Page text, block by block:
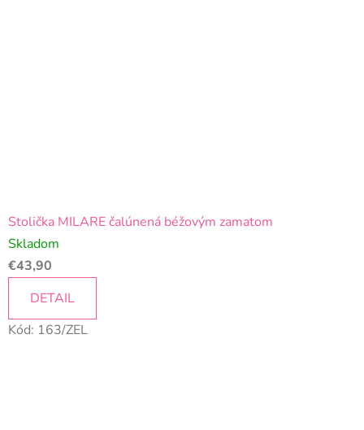
Stolička MILARE čalúnená béžovým zamatom
Skladom
€43,90
DETAIL
Kód: 163/ZEL